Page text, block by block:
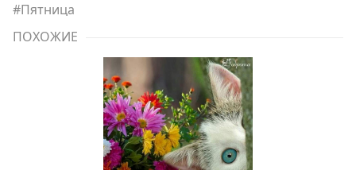
#Пятница
ПОХОЖИЕ